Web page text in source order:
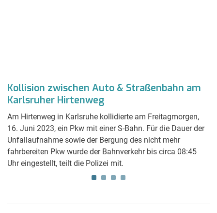
Kollision zwischen Auto & Straßenbahn am
Karlsruher Hirtenweg
Am Hirtenweg in Karlsruhe kollidierte am Freitagmorgen,
16. Juni 2023, ein Pkw mit einer S-Bahn. Für die Dauer der
Unfallaufnahme sowie der Bergung des nicht mehr
fahrbereiten Pkw wurde der Bahnverkehr bis circa 08:45
Uhr eingestellt, teilt die Polizei mit.